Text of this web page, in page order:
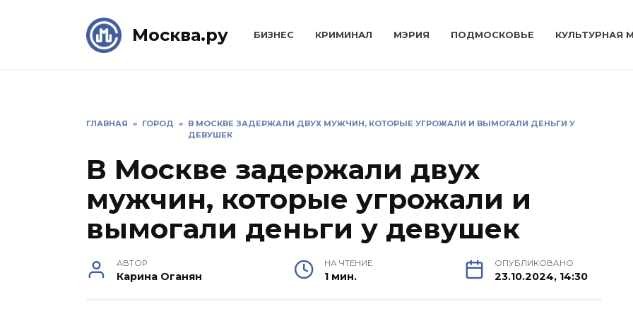
Москва.ру БИЗНЕС КРИМИНАЛ МЭРИЯ ПОДМОСКОВЬЕ КУЛЬТУРНАЯ
ГЛАВНАЯ » ГОРОД » В МОСКВЕ ЗАДЕРЖАЛИ ДВУХ МУЖЧИН, КОТОРЫЕ УГРОЖАЛИ И ВЫМОГАЛИ ДЕНЬГИ У
ДЕВУШЕК
В Москве задержали двух
мужчин, которые угрожали и
вымогали деньги у девушек
АВТОР
Карина Оганян
НА ЧТЕНИЕ
1 мин.
ОПУБЛИКОВАНО
23.10.2024, 14:30